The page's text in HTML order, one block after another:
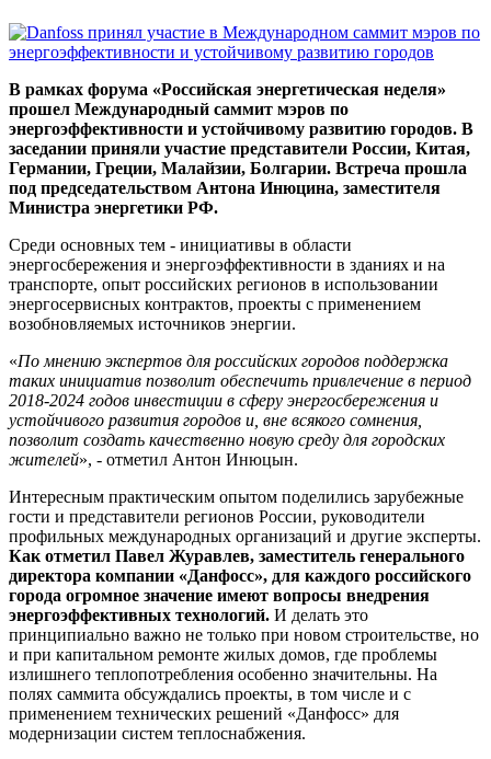
В рамках форума «Российская энергетическая неделя»
прошел Международный саммит мэров по
энергоэффективности и устойчивому развитию городов. В
заседании приняли участие представители России, Китая,
Германии, Греции, Малайзии, Болгарии. Встреча прошла
под председательством Антона Инюцина, заместителя
Министра энергетики РФ.
Среди основных тем - инициативы в области
энергосбережения и энергоэффективности в зданиях и на
транспорте, опыт российских регионов в использовании
энергосервисных контрактов, проекты с применением
возобновляемых источников энергии.
«По мнению экспертов для российских городов поддержка
таких инициатив позволит обеспечить привлечение в период
2018-2024 годов инвестиции в сферу энергосбережения и
устойчивого развития городов и, вне всякого сомнения,
позволит создать качественно новую среду для городских
жителей», - отметил Антон Инюцын.
Интересным практическим опытом поделились зарубежные
гости и представители регионов России, руководители
профильных международных организаций и другие эксперты.
Как отметил Павел Журавлев, заместитель генерального
директора компании «Данфосс», для каждого российского
города огромное значение имеют вопросы внедрения
энергоэффективных технологий. И делать это
принципиально важно не только при новом строительстве, но
и при капитальном ремонте жилых домов, где проблемы
излишнего теплопотребления особенно значительны. На
полях саммита обсуждались проекты, в том числе и с
применением технических решений «Данфосс» для
модернизации систем теплоснабжения.